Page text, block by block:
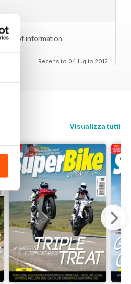
of information.
Recensito 04 luglio 2012
Visualizza tutti